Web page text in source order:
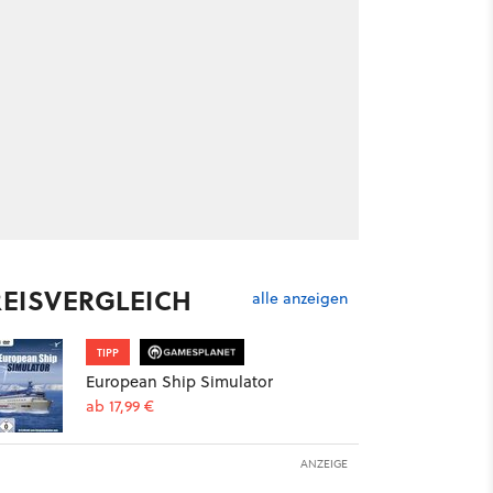
alle anzeigen
TIPP
European Ship Simulator
ab 17,99 €
ANZEIGE